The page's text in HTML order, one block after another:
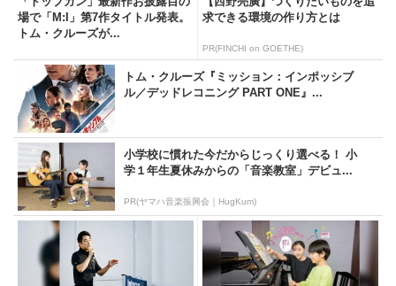
場で「M:I」第7作タイトル発表。
トム・クルーズが...
求できる環境の作り方とは
PR(FINCHI on GOETHE)
トム・クルーズ『ミッション：インポッシブ
ル／デッドレコニング PART ONE』...
小学校に慣れた今だからじっくり選べる！ 小
学１年生夏休みからの「音楽教室」デビュ...
PR(ヤマハ音楽振興会｜HugKum)